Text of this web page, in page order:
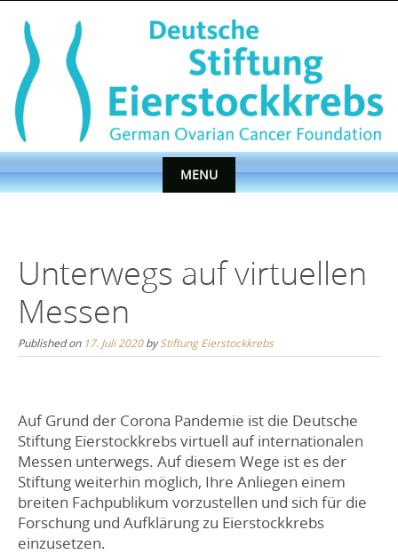
content
MENU
Unterwegs auf virtuellen
Messen
Published on 17. Juli 2020byStiftung Eierstockkrebs
Auf Grund der Corona Pandemie ist die Deutsche
Stiftung Eierstockkrebs virtuell auf internationalen
Messen unterwegs. Auf diesem Wege ist es der
Stiftung weiterhin möglich, Ihre Anliegen einem
breiten Fachpublikum vorzustellen und sich für die
Forschung und Aufklärung zu Eierstockkrebs
einzusetzen.